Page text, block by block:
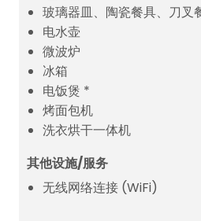
玻璃器皿、陶瓷餐具、刀叉
电水壶
微波炉
冰箱
电饭煲 *
烤面包机
洗衣烘干一体机
其他设施/服务
无线网络连接 (WiFi)